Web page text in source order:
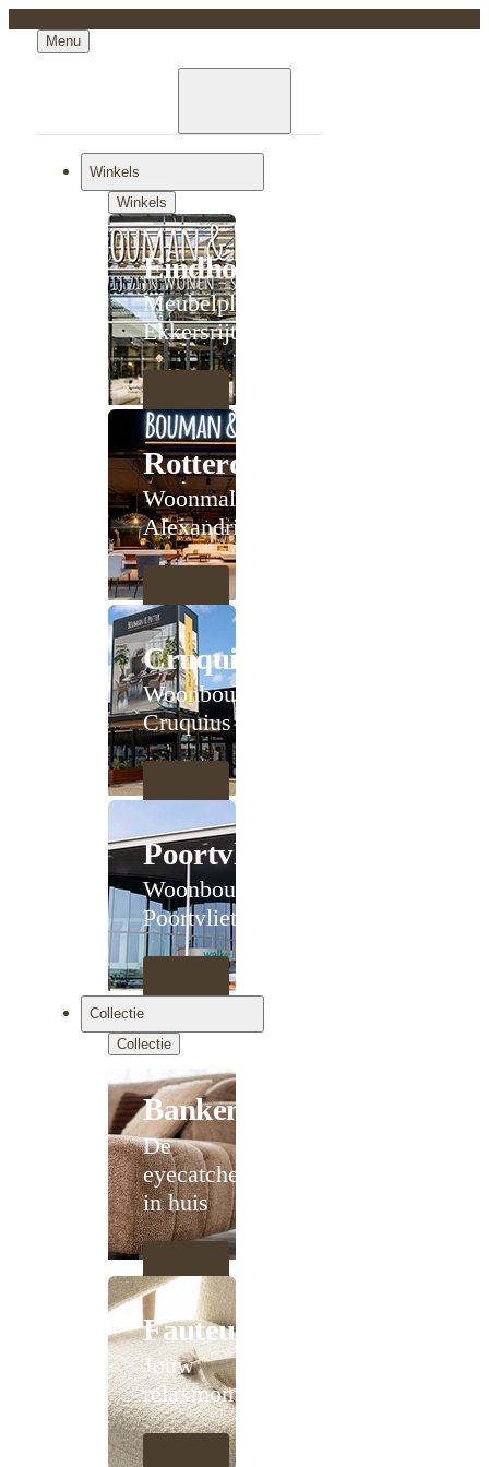
Menu
Winkels
Winkels
Eindhoven
Meubelplein
Ekkersrijt
Rotterdam
Woonmall
Alexandrium
Cruquius
Woonboulevard
Cruquius
Poortvliet
Woonboulevard
Poortvliet XXL
Collectie
Collectie
Banken
De
eyecatcher
in huis
Fauteuils
Jouw
relaxmoment